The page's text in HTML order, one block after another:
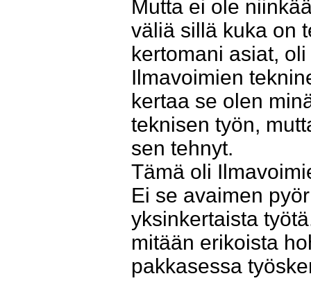
Mutta ei ole
väliä sillä kuka on
kertomani asiat,
Ilmavoimien
kertaa se olen
teknisen työn,
sen tehnyt.
Tämä oli
Ei se avaimen
yksinkertaista
mitään erikoista
pakkasessa